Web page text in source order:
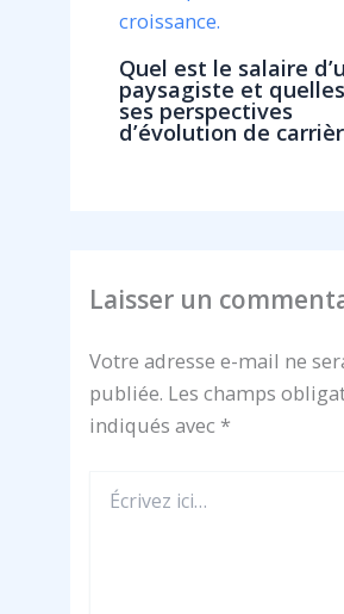
Quel est le salaire
paysagiste et
ses perspectives
d’évolution de
Laisser un
Votre adresse e-mail ne
publiée. Les champs
indiqués avec *
ici…